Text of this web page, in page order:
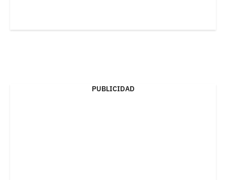
PUBLICIDAD